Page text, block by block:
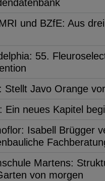
und BZfE: Aus
55.
Stellt Javo Orange vor
Ein neues Kapitel
Isabell Brügger
Martens:
von morgen